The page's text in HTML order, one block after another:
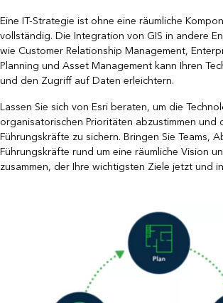
Eine IT-Strategie ist ohne eine räumliche
vollständig. Die Integration von GIS in andere
wie Customer Relationship Management,
Planning und Asset Management kann Ihren
und den Zugriff auf Daten erleichtern.
Lassen Sie sich von Esri beraten, um die
organisatorischen Prioritäten abzustimmen und
Führungskräfte zu sichern. Bringen Sie Teams,
Führungskräfte rund um eine räumliche Vision
zusammen, der Ihre wichtigsten Ziele jetzt und